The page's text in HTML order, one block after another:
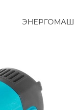
ЭНЕРГОМАШ